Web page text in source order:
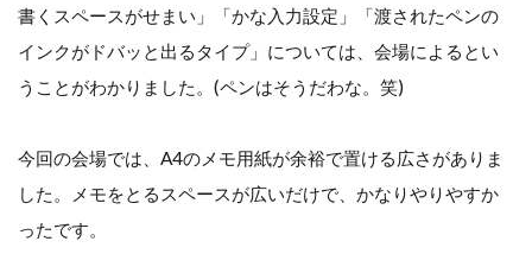
書くスペースがせまい」「かな入力設定」「渡されたペンの
インクがドバッと出るタイプ」については、会場によるとい
うことがわかりました。(ペンはそうだわな。笑)
今回の会場では、A4のメモ用紙が余裕で置ける広さがありま
した。メモをとるスペースが広いだけで、かなりやりやすか
ったです。